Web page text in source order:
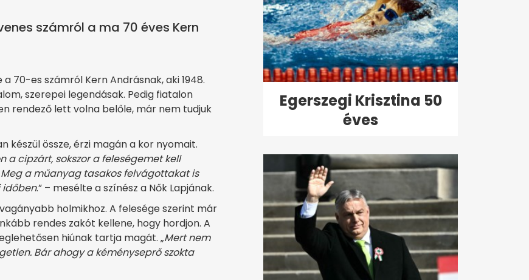
számról a ma 70 éves Kern
a 70-es számról Kern Andrásnak, aki 1948.
szerepei legendásak. Pedig fiatalon
rendező lett volna belőle, már nem tudjuk
készül össze, érzi magán a kor nyomait.
a cipzárt, sokszor a feleségemet kell
a műanyag tasakos felvágottakat is
időben.” – mesélte a színész a Nők Lapjának.
holmikhoz. A felesége szerint már
rendes zakót kellene, hogy hordjon. A
hiúnak tartja magát. „Mert nem
Bár ahogy a kéményseprő szokta
Egerszegi Krisztina 50
éves